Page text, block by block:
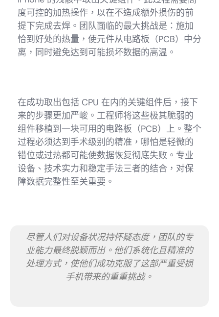
度可控的加热操作，以在不造成额外损伤的前
提下完成去焊。团队面临的最大挑战是：施加
恰到好处的热量，使元件从电路板（PCB）中分
离，同时避免达到可能损坏数据的高温。
在成功取出包括 CPU 在内的关键组件后，接下
来的步骤更加严峻。工程师将这些极其脆弱的
组件移植到一块可用的电路板（PCB）上。整个
过程必须达到手术级别的精准，哪怕是轻微的
错位或过热都可能使数据恢复彻底失败。专业
设备、技术实力和稳定手法三者的结合，对保
障数据完整性至关重要。
尽管人们对设备状况持怀疑态度，团队的专
业能力最终脱颖而出。他们系统化且精准的
处理方式，使他们成功克服了这部严重受损
手机带来的重重挑战。